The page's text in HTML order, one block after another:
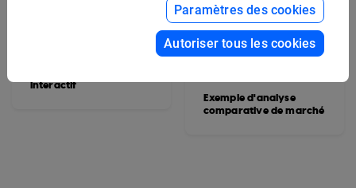
interactif
Exemple d'analyse
comparative de marché
Paramètres des cookies
Autoriser tous les cookies